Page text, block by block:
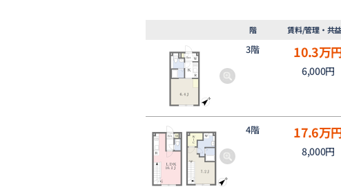
階 賃料/管理・共
3階 10.3万
6,000円
4階 17.6万
8,000円